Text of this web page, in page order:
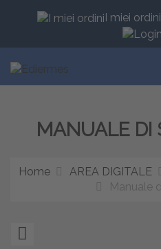
I miei ordini
MANUALE DI
Home AREA DIGITALE
Manuale